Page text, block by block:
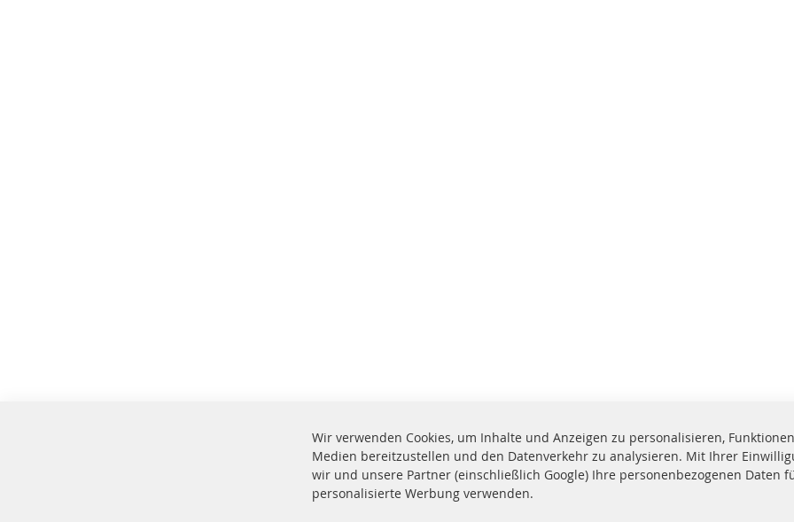
Wir verwenden Cookies, um Inhalte und Anzeigen zu personalisieren,
Medien bereitzustellen und den Datenverkehr zu analysieren. Mit Ihrer
wir und unsere Partner (einschließlich Google) Ihre personenbezogenen Daten
personalisierte Werbung verwenden.